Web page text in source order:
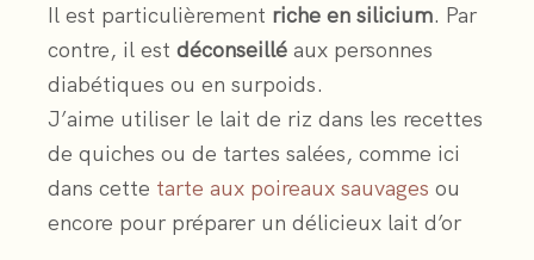
Il est particulièrement riche en silicium. Par
contre, il est déconseillé aux personnes
diabétiques ou en surpoids.
J’aime utiliser le lait de riz dans les recettes
de quiches ou de tartes salées, comme ici
dans cette tarte aux poireaux sauvages ou
encore pour préparer un délicieux lait d’or